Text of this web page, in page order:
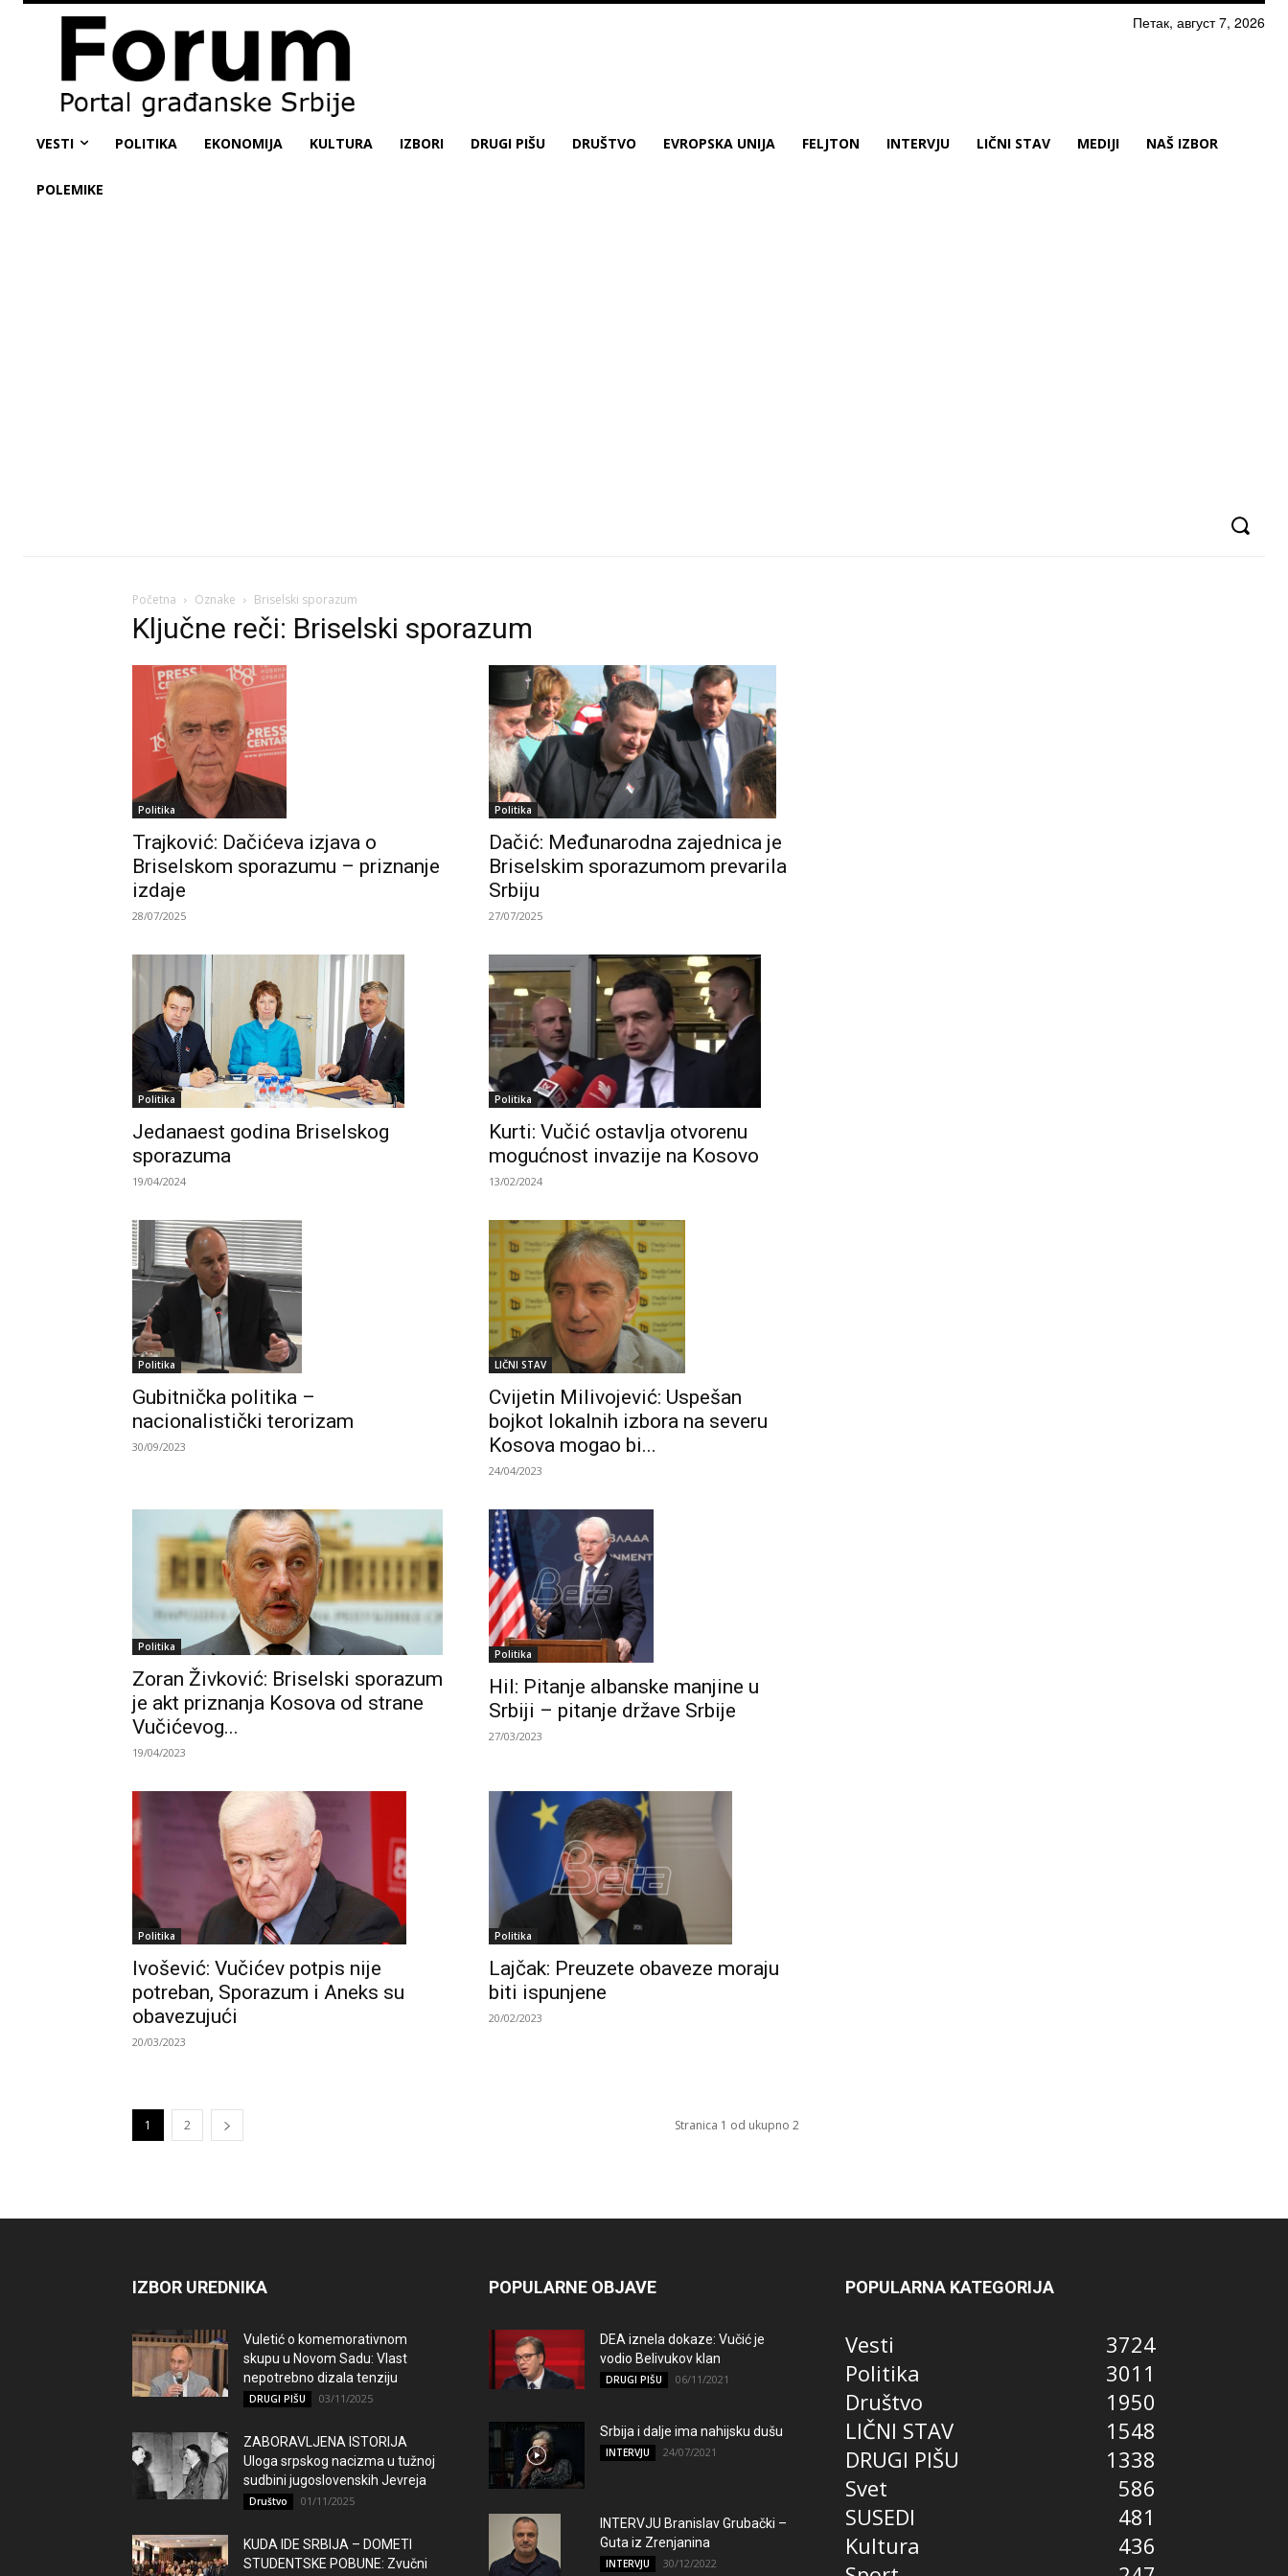
Петак, август 7, 2026
VESTI POLITIKA EKONOMIJA KULTURA IZBORI DRUGI PIŠU DRUŠTVO EVROPSKA UNIJA FELJTON INTERVJU LIČNI STAV MEDIJI NAŠ IZBOR
POLEMIKE
Početna Oznake Briselski sporazum
Ključne reči: Briselski sporazum
Politika
Trajković: Dačićeva izjava o
Briselskom sporazumu – priznanje
izdaje
28/07/2025
Politika
Dačić: Međunarodna zajednica je
Briselskim sporazumom prevarila
Srbiju
27/07/2025
Politika
Jedanaest godina Briselskog
sporazuma
19/04/2024
Politika
Kurti: Vučić ostavlja otvorenu
mogućnost invazije na Kosovo
13/02/2024
Politika
Gubitnička politika –
nacionalistički terorizam
30/09/2023
LIČNI STAV
Cvijetin Milivojević: Uspešan
bojkot lokalnih izbora na severu
Kosova mogao bi...
24/04/2023
Politika
Zoran Živković: Briselski sporazum
je akt priznanja Kosova od strane
Vučićevog...
19/04/2023
Politika
Hil: Pitanje albanske manjine u
Srbiji – pitanje države Srbije
27/03/2023
Politika
Ivošević: Vučićev potpis nije
potreban, Sporazum i Aneks su
obavezujući
20/03/2023
Politika
Lajčak: Preuzete obaveze moraju
biti ispunjene
20/02/2023
1 2 Stranica 1 od ukupno 2
IZBOR UREDNIKA
Vuletić o komemorativnom
skupu u Novom Sadu: Vlast
nepotrebno dizala tenziju
DRUGI PIŠU 03/11/2025
ZABORAVLJENA ISTORIJA
Uloga srpskog nacizma u tužnoj
sudbini jugoslovenskih Jevreja
Društvo 01/11/2025
KUDA IDE SRBIJA – DOMETI
STUDENTSKE POBUNE: Zvučni
POPULARNE OBJAVE
DEA iznela dokaze: Vučić je
vodio Belivukov klan
DRUGI PIŠU 06/11/2021
Srbija i dalje ima nahijsku dušu
INTERVJU 24/07/2021
INTERVJU Branislav Grubački –
Guta iz Zrenjanina
INTERVJU 30/12/2022
POPULARNA KATEGORIJA
Vesti
3724
Politika
3011
Društvo
1950
LIČNI STAV
1548
DRUGI PIŠU
1338
Svet
586
SUSEDI
481
Kultura
436